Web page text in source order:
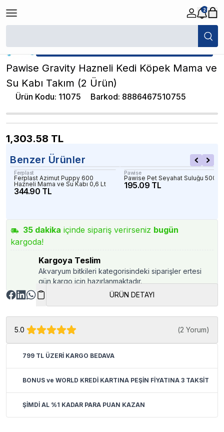
2
/ Pawise Gravity Hazneli Kedi Köpek
★ Atakan Petshop, Pawise yetkili satıcısıdır.
Pawise Gravity Hazneli Kedi Köpek Mama ve
Su Kabı Takım (2 Ürün)
Ürün Kodu: 11075 Barkod: 8886467510755
1,303.58 TL
Benzer Ürünler
Ferplast
Ferplast Azimut Puppy 600
Hazneli Mama ve Su Kabı 0,6 Lt
344.90 TL
Pawise
Pawise Pet Seyahat Suluğu 500ml
195.09 TL
35 dakika içinde sipariş verirseniz bugün
kargoda!
Kargoya Teslim
Akvaryum bitkileri kategorisindeki siparişler ertesi
gün kargo için hazırlanmaktadır.
ÜRÜN DETAYI
5.0 (2 Yorum)
799 TL ÜZERİ KARGO BEDAVA
BONUS ve WORLD KREDİ KARTINA PEŞİN FİYATINA 3 TAKSİT
ŞİMDİ AL %1 KADAR PARA PUAN KAZAN